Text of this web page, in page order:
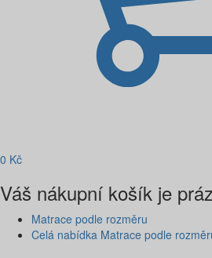
0 Kč
Váš nákupní košík je
Matrace podle rozměru
Celá nabídka Matrace podle